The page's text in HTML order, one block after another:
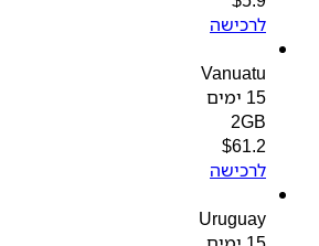
לרכישה
Vanuatu
2GB
$61.2
לרכישה
Uruguay